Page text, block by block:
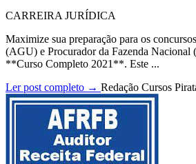
CARREIRA JURÍDICA
Maximize sua preparação para os
(AGU) e Procurador da Fazenda Nacional
**Curso Completo 2021**. Este ...
Ler post completo → Redação Cursos